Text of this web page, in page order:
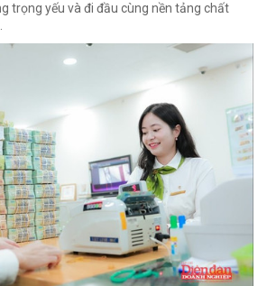
trọng yếu và đi đầu cùng nền tảng chất